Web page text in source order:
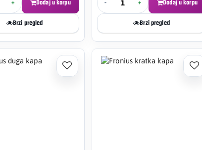
+ Dodaj u korpu
Brzi pregled
- + Dodaj u korpu
Brzi pregled